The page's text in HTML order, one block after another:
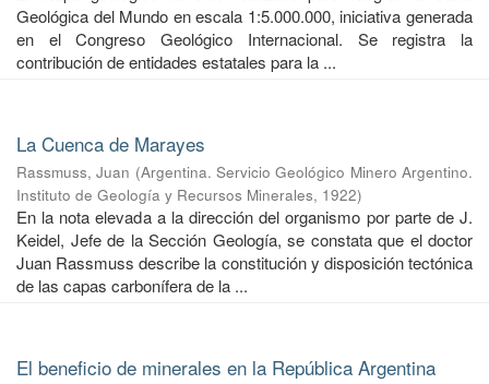
Geológica del Mundo en escala 1:5.000.000, iniciativa generada
en el Congreso Geológico Internacional. Se registra la
contribución de entidades estatales para la ...
La Cuenca de Marayes
Rassmuss, Juan (Argentina. Servicio Geológico Minero Argentino.
Instituto de Geología y Recursos Minerales, 1922)
En la nota elevada a la dirección del organismo por parte de J.
Keidel, Jefe de la Sección Geología, se constata que el doctor
Juan Rassmuss describe la constitución y disposición tectónica
de las capas carbonífera de la ...
El beneficio de minerales en la República Argentina